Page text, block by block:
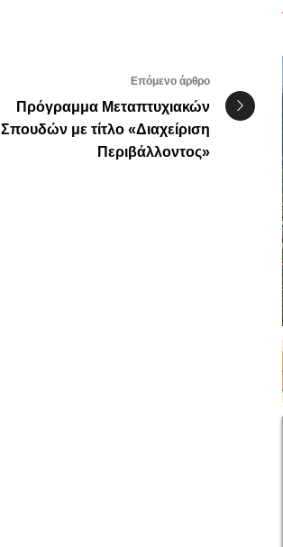
Επόμενο άρθρο
Πρόγραμμα Μεταπτυχιακών
Σπουδών με τίτλο «Διαχείριση
Περιβάλλοντος»